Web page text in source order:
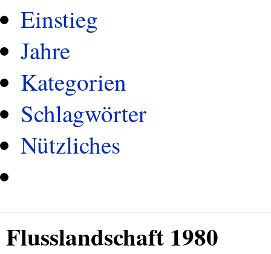
Einstieg
Jahre
Kategorien
Schlagwörter
Nützliches
Flusslandschaft 1980